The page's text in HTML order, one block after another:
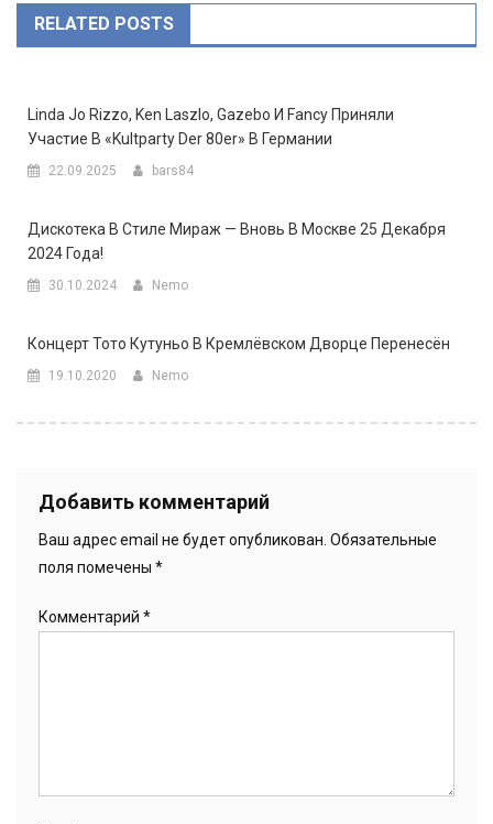
RELATED POSTS
Linda Jo Rizzo, Ken Laszlo, Gazebo И Fancy Приняли
Участие В «Kultparty Der 80er» В Германии
22.09.2025 bars84
Дискотека В Стиле Мираж — Вновь В Москве 25 Декабря
2024 Года!
30.10.2024 Nemo
Концерт Тото Кутуньо В Кремлёвском Дворце Перенесён
19.10.2020 Nemo
Добавить комментарий
Ваш адрес email не будет опубликован. Обязательные
поля помечены *
Комментарий *